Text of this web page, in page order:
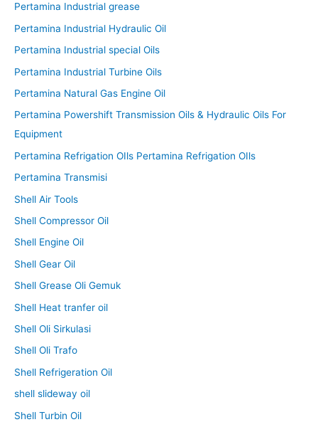
Pertamina Industrial grease
Pertamina Industrial Hydraulic Oil
Pertamina Industrial special Oils
Pertamina Industrial Turbine Oils
Pertamina Natural Gas Engine Oil
Pertamina Powershift Transmission Oils & Hydraulic Oils For
Equipment
Pertamina Refrigation OIls Pertamina Refrigation OIls
Pertamina Transmisi
Shell Air Tools
Shell Compressor Oil
Shell Engine Oil
Shell Gear Oil
Shell Grease Oli Gemuk
Shell Heat tranfer oil
Shell Oli Sirkulasi
Shell Oli Trafo
Shell Refrigeration Oil
shell slideway oil
Shell Turbin Oil